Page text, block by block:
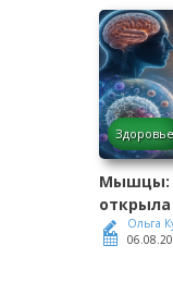
Здоровье
Мышцы:
открыла
Ольга